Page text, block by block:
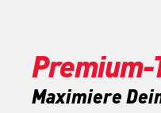
Premium-
Maximiere